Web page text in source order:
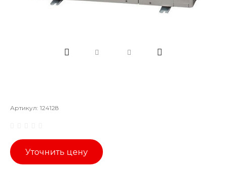
Артикул: 124128
Уточнить цену